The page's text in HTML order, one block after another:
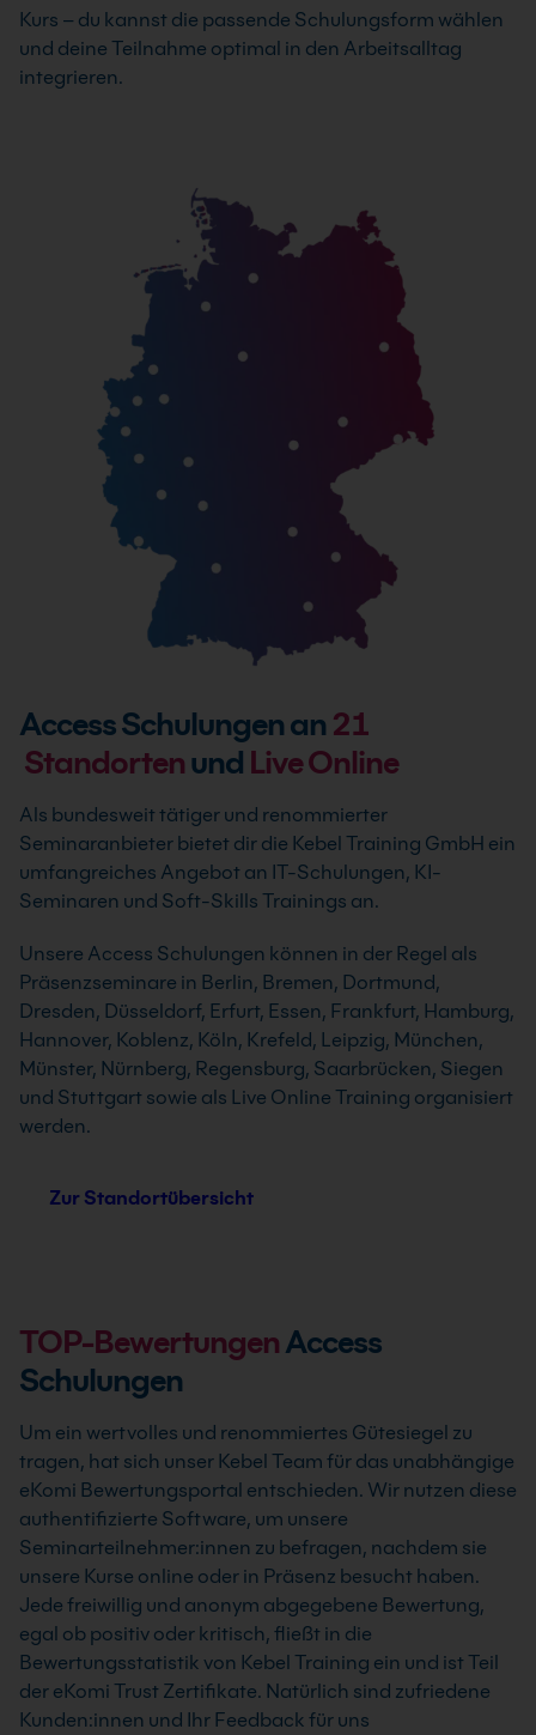
Kurs – du kannst die passende Schulungsform wählen
und deine Teilnahme optimal in den Arbeitsalltag
integrieren.
Access Schulungen an 21
Standortenund Live Online
Als bundesweit tätiger und renommierter
Seminaranbieter bietet dir die Kebel Training GmbH ein
umfangreiches Angebot an IT-Schulungen, KI-
Seminaren und Soft-Skills Trainings an.
Unsere Access Schulungen können in der Regel als
Präsenzseminare in Berlin, Bremen, Dortmund,
Dresden, Düsseldorf, Erfurt, Essen, Frankfurt, Hamburg,
Hannover, Koblenz, Köln, Krefeld, Leipzig, München,
Münster, Nürnberg, Regensburg, Saarbrücken, Siegen
und Stuttgart sowie als Live Online Training organisiert
werden.
Zur Standortübersicht
TOP-BewertungenAccess
Schulungen
Um ein wertvolles und renommiertes Gütesiegel zu
tragen, hat sich unser Kebel Team für das unabhängige
eKomi Bewertungsportal entschieden. Wir nutzen diese
authentifizierte Software, um unsere
Seminarteilnehmer:innen zu befragen, nachdem sie
unsere Kurse online oder in Präsenz besucht haben.
Jede freiwillig und anonym abgegebene Bewertung,
egal ob positiv oder kritisch, fließt in die
Bewertungsstatistik von Kebel Training ein und ist Teil
der eKomi Trust Zertifikate. Natürlich sind zufriedene
Kunden:innen und Ihr Feedback für uns